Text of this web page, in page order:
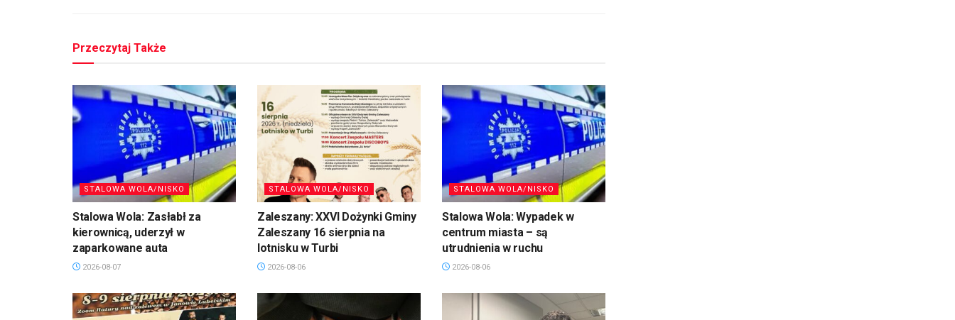
Przeczytaj Także
STALOWA WOLA/NISKO
Stalowa Wola: Zasłabł za
kierownicą, uderzył w
zaparkowane auta
2026-08-07
STALOWA WOLA/NISKO
Zaleszany: XXVI Dożynki Gminy
Zaleszany 16 sierpnia na
lotnisku w Turbi
2026-08-06
STALOWA WOLA/NISKO
Stalowa Wola: Wypadek w
centrum miasta – są
utrudnienia w ruchu
2026-08-06